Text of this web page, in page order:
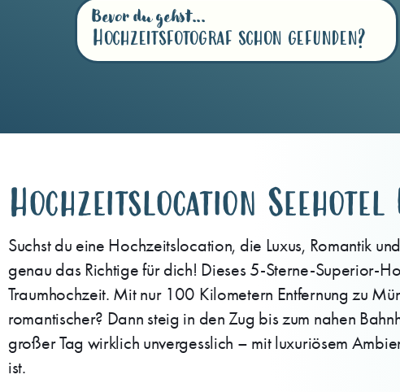
Bevor du gehst...
Hochzeitsfotograf schon gefunden?
Hochzeitslocation
Suchst du eine Hochzeitslocation, die Luxus, Romantik
genau das Richtige für dich! Dieses 5-Sterne-Superior-
Traumhochzeit. Mit nur 100 Kilometern Entfernung zu
romantischer? Dann steig in den Zug bis zum nahen
großer Tag wirklich unvergesslich – mit luxuriösem
ist.